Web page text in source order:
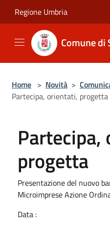
Regione Umbria
Comune di
Home > Novità >
Partecipa, orientati, progetta
progetta
Presentazione del nuovo
Microimprese Azione
Data :